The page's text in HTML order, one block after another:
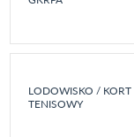
LODOWISKO / KORT
TENISOWY